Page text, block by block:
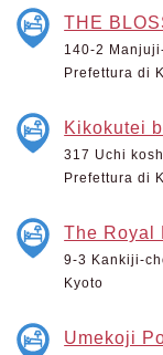
THE
140-2
Prefettura di
Kikokutei
317 Uchi
Prefettura di
The Royal
9-3 Kankiji-
Kyoto
Umekoji